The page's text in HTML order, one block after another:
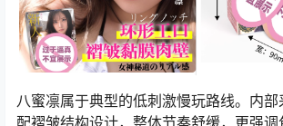
八蜜凛属于典型的低刺激慢玩路线。内
配褶皱结构设计，整体节奏舒缓，更强